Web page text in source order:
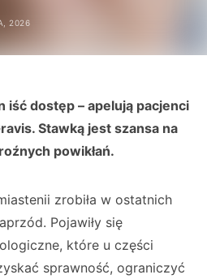
2026
iść dostęp – apelują pacjenci
Stawką jest szansa na
powikłań.
zrobiła w ostatnich
Pojawiły się
które u części
sprawność, ograniczyć